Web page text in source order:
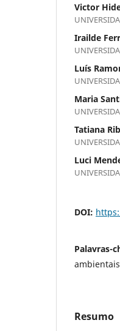
Victor
Irailde
Luís
Maria
Tatiana
Luci
DOI:
Palavras-
Resumo